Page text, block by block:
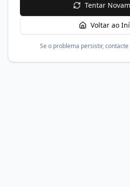
Tentar
Voltar ao
Se o problema persistir,